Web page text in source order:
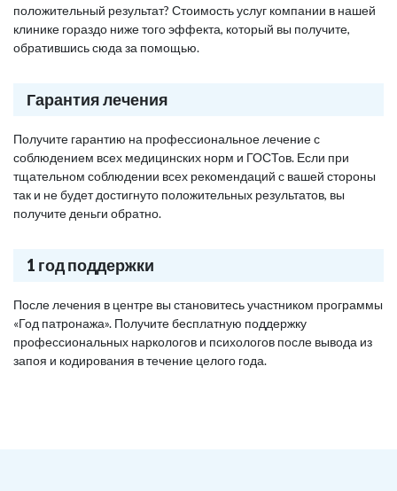
положительный результат? Стоимость услуг компании в нашей
клинике гораздо ниже того эффекта, который вы получите,
обратившись сюда за помощью.
Гарантия лечения
Получите гарантию на профессиональное лечение с
соблюдением всех медицинских норм и ГОСТов. Если при
тщательном соблюдении всех рекомендаций с вашей стороны
так и не будет достигнуто положительных результатов, вы
получите деньги обратно.
1 год поддержки
После лечения в центре вы становитесь участником программы
«Год патронажа». Получите бесплатную поддержку
профессиональных наркологов и психологов после вывода из
запоя и кодирования в течение целого года.